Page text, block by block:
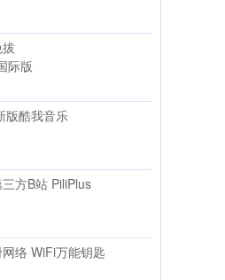
际版
版酷我音乐
方B站 PiliPlus
络 WiFi万能钥匙